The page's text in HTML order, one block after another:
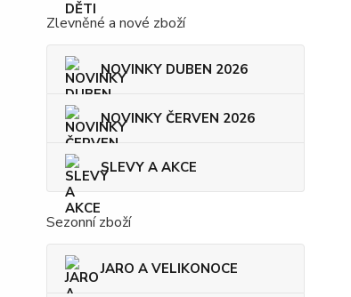
Zlevněné a nové zboží
NOVINKY DUBEN 2026
NOVINKY ČERVEN 2026
SLEVY A AKCE
Sezonní zboží
JARO A VELIKONOCE